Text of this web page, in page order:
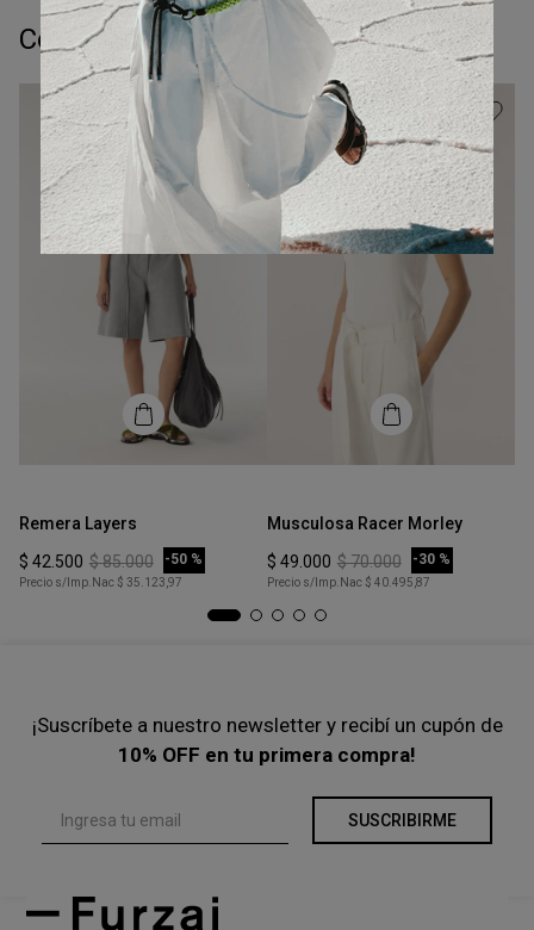
Completá tu look:
Remera Layers
$ 42 500 $85.000 -50 %
Precio s/Imp.Nac $ 35.123,97
Talle
Musculosa Racer Morley
$ 49 000 $70.000 -30 %
Precio s/Imp.Nac $ 40.495,87
¡Suscríbete a nuestro newsletter y recibí un cupón de
10% OFF en tu primera compra!
SUSCRIBIRME